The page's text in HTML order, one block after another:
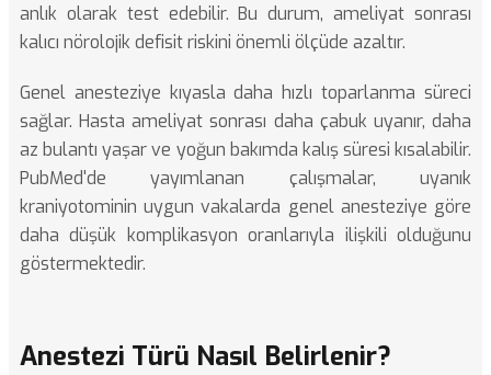
anlık olarak test edebilir. Bu durum, ameliyat sonrası
kalıcı nörolojik defisit riskini önemli ölçüde azaltır.
Genel anesteziye kıyasla daha hızlı toparlanma süreci
sağlar. Hasta ameliyat sonrası daha çabuk uyanır, daha
az bulantı yaşar ve yoğun bakımda kalış süresi kısalabilir.
PubMed'de yayımlanan çalışmalar, uyanık
kraniyotominin uygun vakalarda genel anesteziye göre
daha düşük komplikasyon oranlarıyla ilişkili olduğunu
göstermektedir.
Anestezi Türü Nasıl Belirlenir?